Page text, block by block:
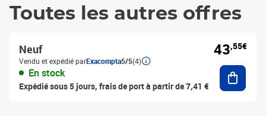
Toutes les autres offres
Neuf
Vendu et expédié parExacompta5/5(4)
En stock
Expédié sous 5 jours, frais de port à partir de 7,41 €
43,55€